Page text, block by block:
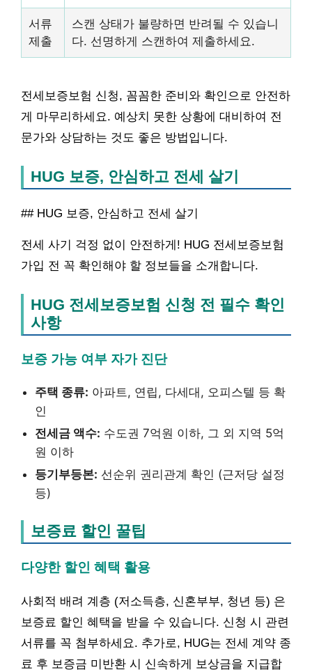
서류
제출
스캔 상태가 불량하면 반려될 수 있습니
다. 선명하게 스캔하여 제출하세요.
전세보증보험 신청, 꼼꼼한 준비와 확인으로 안전하
게 마무리하세요. 예상치 못한 상황에 대비하여 전
문가와 상담하는 것도 좋은 방법입니다.
HUG 보증, 안심하고 전세 살기
## HUG 보증, 안심하고 전세 살기
전세 사기 걱정 없이 안전하게! HUG 전세보증보험
가입 전 꼭 확인해야 할 정보들을 소개합니다.
HUG 전세보증보험 신청 전 필수 확인
사항
보증 가능 여부 자가 진단
주택 종류: 아파트, 연립, 다세대, 오피스텔 등 확
인
전세금 액수: 수도권 7억원 이하, 그 외 지역 5억
원 이하
등기부등본: 선순위 권리관계 확인 (근저당 설정
등)
보증료 할인 꿀팁
다양한 할인 혜택 활용
사회적 배려 계층 (저소득층, 신혼부부, 청년 등) 은
보증료 할인 혜택을 받을 수 있습니다. 신청 시 관련
서류를 꼭 첨부하세요. 추가로, HUG는 전세 계약 종
료 후 보증금 미반환 시 신속하게 보상금을 지급합